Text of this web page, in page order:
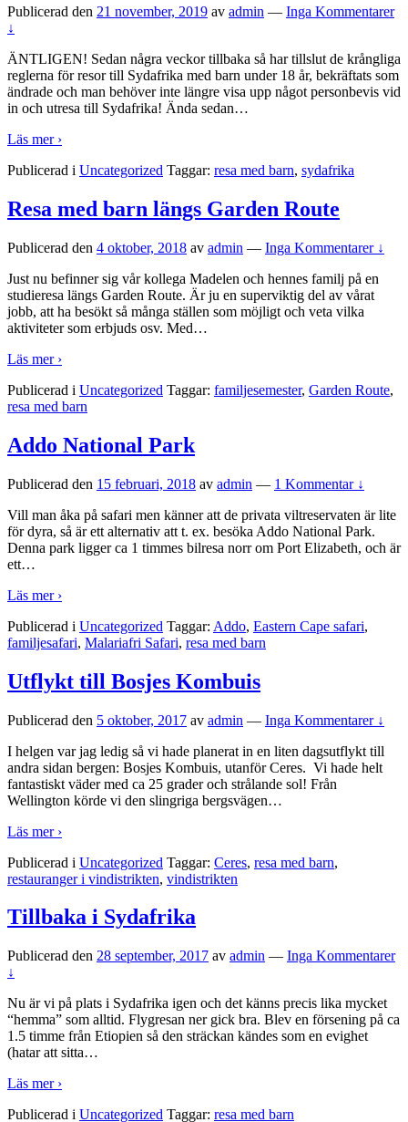
Publicerad den 21 november, 2019 av admin — Inga Kommentarer
↓
ÄNTLIGEN! Sedan några veckor tillbaka så har tillslut de krångliga
reglerna för resor till Sydafrika med barn under 18 år, bekräftats som
ändrade och man behöver inte längre visa upp något personbevis vid
in och utresa till Sydafrika! Ända sedan…
Läs mer ›
Publicerad i Uncategorized Taggar: resa med barn, sydafrika
Resa med barn längs Garden Route
Publicerad den 4 oktober, 2018 av admin — Inga Kommentarer ↓
Just nu befinner sig vår kollega Madelen och hennes familj på en
studieresa längs Garden Route. Är ju en superviktig del av vårat
jobb, att ha besökt så många ställen som möjligt och veta vilka
aktiviteter som erbjuds osv. Med…
Läs mer ›
Publicerad i Uncategorized Taggar: familjesemester, Garden Route,
resa med barn
Addo National Park
Publicerad den 15 februari, 2018 av admin — 1 Kommentar ↓
Vill man åka på safari men känner att de privata viltreservaten är lite
för dyra, så är ett alternativ att t. ex. besöka Addo National Park.
Denna park ligger ca 1 timmes bilresa norr om Port Elizabeth, och är
ett…
Läs mer ›
Publicerad i Uncategorized Taggar: Addo, Eastern Cape safari,
familjesafari, Malariafri Safari, resa med barn
Utflykt till Bosjes Kombuis
Publicerad den 5 oktober, 2017 av admin — Inga Kommentarer ↓
I helgen var jag ledig så vi hade planerat in en liten dagsutflykt till
andra sidan bergen: Bosjes Kombuis, utanför Ceres. Vi hade helt
fantastiskt väder med ca 25 grader och strålande sol! Från
Wellington körde vi den slingriga bergsvägen…
Läs mer ›
Publicerad i Uncategorized Taggar: Ceres, resa med barn,
restauranger i vindistrikten, vindistrikten
Tillbaka i Sydafrika
Publicerad den 28 september, 2017 av admin — Inga Kommentarer
↓
Nu är vi på plats i Sydafrika igen och det känns precis lika mycket
“hemma” som alltid. Flygresan ner gick bra. Blev en försening på ca
1.5 timme från Etiopien så den sträckan kändes som en evighet
(hatar att sitta…
Läs mer ›
Publicerad i Uncategorized Taggar: resa med barn